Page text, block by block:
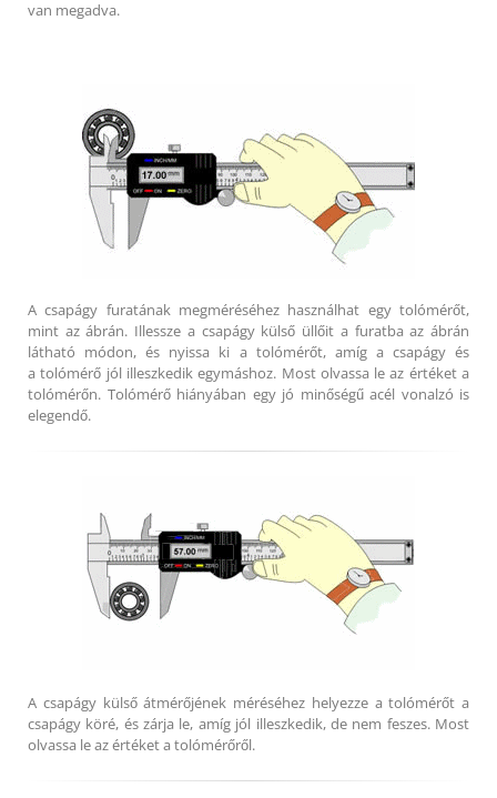
van megadva.
A csapágy furatának megméréséhez használhat egy tolómérőt,
mint az ábrán. Illessze a csapágy külső üllőit a furatba az ábrán
látható módon, és nyissa ki a tolómérőt, amíg a csapágy és
a tolómérő jól illeszkedik egymáshoz. Most olvassa le az értéket a
tolómérőn. Tolómérő hiányában egy jó minőségű acél vonalzó is
elegendő.
A csapágy külső átmérőjének méréséhez helyezze a tolómérőt a
csapágy köré, és zárja le, amíg jól illeszkedik, de nem feszes. Most
olvassa le az értéket a tolómérőről.